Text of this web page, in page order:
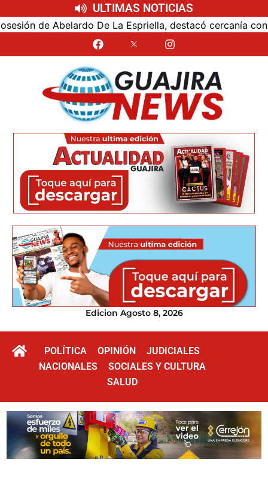
ULTIMAS NOTICIAS
de Abelardo De La Espriella, destacó cercanía con el
Edicion Agosto 8, 2026
POLÍTICA OPINIÓN
JUDICIALES
NACIONALES
SOCIALES Y CULTURA
SALUD